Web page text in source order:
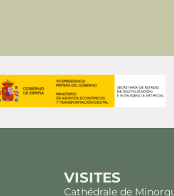
VISITES
Cathédrale de